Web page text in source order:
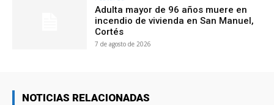
Adulta mayor de 96 años muere en
incendio de vivienda en San Manuel,
Cortés
7 de agosto de 2026
NOTICIAS RELACIONADAS